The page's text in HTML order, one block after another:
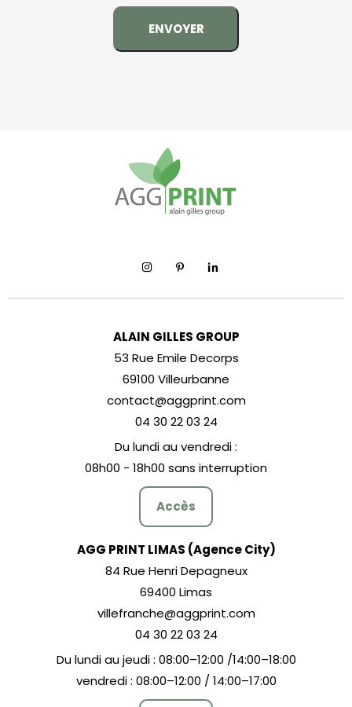
ALAIN GILLES GROUP
53 Rue Emile Decorps
69100 Villeurbanne
contact@aggprint.com
04 30 22 03 24
Du lundi au vendredi :
08h00 - 18h00 sans interruption
Accès
AGG PRINT LIMAS (Agence City)
84 Rue Henri Depagneux
69400 Limas
villefranche@aggprint.com
04 30 22 03 24
Du lundi au jeudi : 08:00–12:00 /14:00–18:00
vendredi : 08:00–12:00 / 14:00–17:00